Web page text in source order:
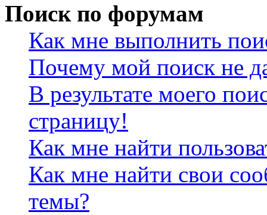
Поиск по форумам
Как мне выполнить
Почему мой поиск не
В результате моего
страницу!
Как мне найти
Как мне найти свои
темы?